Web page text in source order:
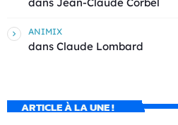
ANIMIX
dans Claude Lombard
ARTICLE À LA UNE !